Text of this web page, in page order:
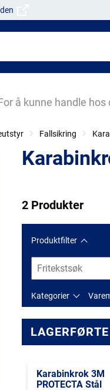
å kunne handle
Fallsikring
2 Produkter
Produktfilter
Kategorier
Karabinkrok 3M
PROTECTA Stål